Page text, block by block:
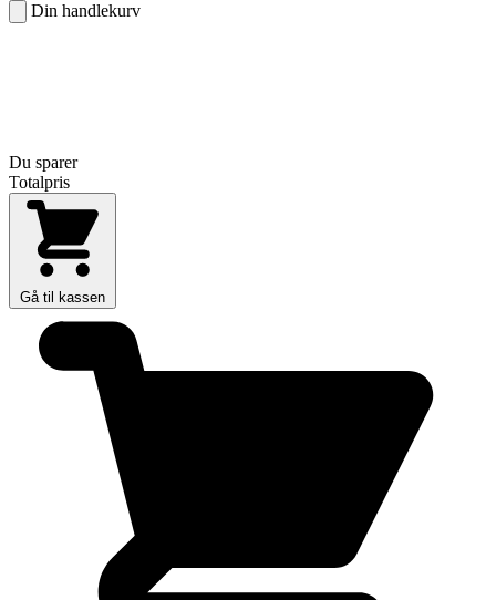
Din handlekurv
Du sparer
Totalpris
Gå til kassen